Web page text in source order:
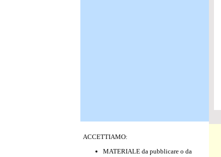
ACCETTIAMO:
MATERIALE da pubblicare o da